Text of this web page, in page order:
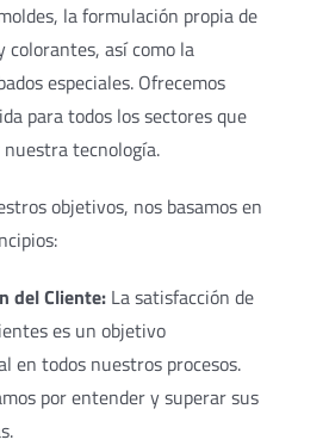
la formulación propia de
colorantes, así como la
especiales. Ofrecemos
para todos los sectores que
tecnología.
objetivos, nos basamos en
del Cliente: La satisfacción de
es un objetivo
en todos nuestros procesos.
por entender y superar sus